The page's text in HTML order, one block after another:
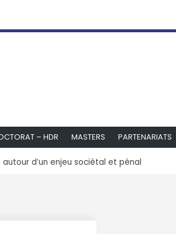
– HDR MASTERS PARTENARIATS
d’un enjeu sociétal et pénal